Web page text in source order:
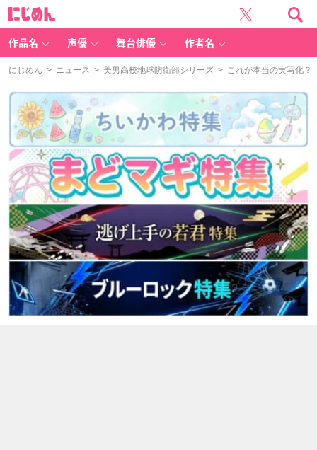
作品名 声優 舞台俳優 作者名
にじめん > ニュース > 美男高校地球防衛部シリーズ > これが本当の実写化？